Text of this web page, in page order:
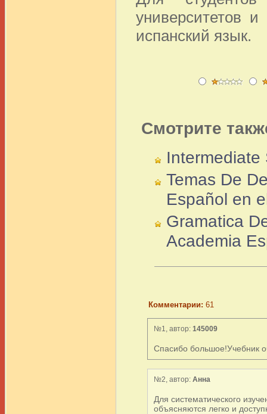
университетов
испанский язык.
Смотрите
Intermediate
Temas De
Español en
Gramatica
Academia
Комментарии: 61
№1, автор: 145009
Спасибо большое!Учебник
№2, автор: Анна
Для систематического
объясняются легко и